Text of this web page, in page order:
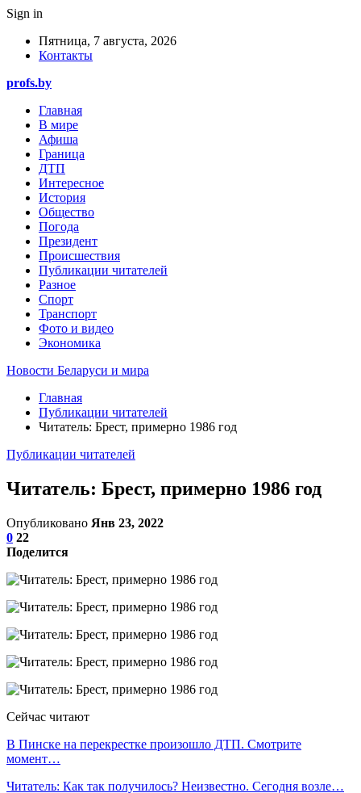
Sign in
Пятница, 7 августа, 2026
Контакты
profs.by
Главная
В мире
Афиша
Граница
ДТП
Интересное
История
Общество
Погода
Президент
Происшествия
Публикации читателей
Разное
Спорт
Транспорт
Фото и видео
Экономика
Новости Беларуси и мира
Главная
Публикации читателей
Читатель: Брест, примерно 1986 год
Публикации читателей
Читатель: Брест, примерно 1986 год
Опубликовано Янв 23, 2022
0 22
Поделится
Сейчас читают
В Пинске на перекрестке произошло ДТП. Смотрите
момент…
Читатель: Как так получилось? Неизвестно. Сегодня возле…